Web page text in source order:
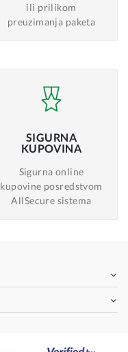
ili prilikom
preuzimanja paketa
SIGURNA
KUPOVINA
Sigurna online
kupovine posredstvom
AllSecure sistema